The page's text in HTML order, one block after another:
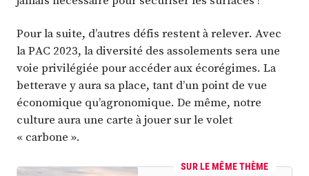
Pour la suite, d’autres défis restent à relever. Avec
la PAC 2023, la diversité des assolements sera une
voie privilégiée pour accéder aux écorégimes. La
betterave y aura sa place, tant d’un point de vue
économique qu’agronomique. De même, notre
culture aura une carte à jouer sur le volet
« carbone ».
SUR LE MÊME THÈME